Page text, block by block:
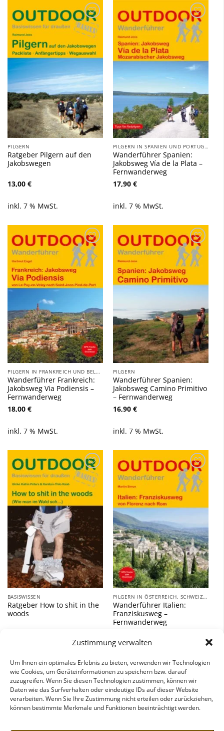
Zustimmung verwalten
Um Ihnen ein optimales Erlebnis zu bieten, verwenden wir Technologien
wie Cookies, um Geräteinformationen zu speichern bzw. darauf
zuzugreifen. Wenn Sie diesen Technologien zustimmen, können wir
Daten wie das Surfverhalten oder eindeutige IDs auf dieser Website
verarbeiten. Wenn Sie Ihre Zustimmung nicht erteilen oder zurückziehen,
können bestimmte Merkmale und Funktionen beeinträchtigt werden.
Zu
Wunschliste
hinzufügen
PILGERN
Ratgeber Pilgern auf den
Jakobswegen
13,00 €
inkl. 7 % MwSt.
Zu
Wunschliste
hinzufügen
PILGERN IN SPANIEN UND PORTUGAL
Wanderführer Spanien:
Jakobsweg Vía de la Plata –
Fernwanderweg
17,90 €
inkl. 7 % MwSt.
Zu
Wunschliste
hinzufügen
PILGERN IN FRANKREICH UND BELGIEN
Wanderführer Frankreich:
Jakobsweg Via Podiensis –
Fernwanderweg
18,00 €
inkl. 7 % MwSt.
Zu
Wunschliste
hinzufügen
PILGERN
Wanderführer Spanien:
Jakobsweg Camino Primitivo
– Fernwanderweg
16,90 €
inkl. 7 % MwSt.
Zu
Wunschliste
hinzufügen
BASISWISSEN
Ratgeber How to shit in the
woods
Zu
Wunschliste
hinzufügen
PILGERN IN ÖSTERREICH, SCHWEIZ UND ITALIEN
Wanderführer Italien:
Franziskusweg –
Fernwanderweg